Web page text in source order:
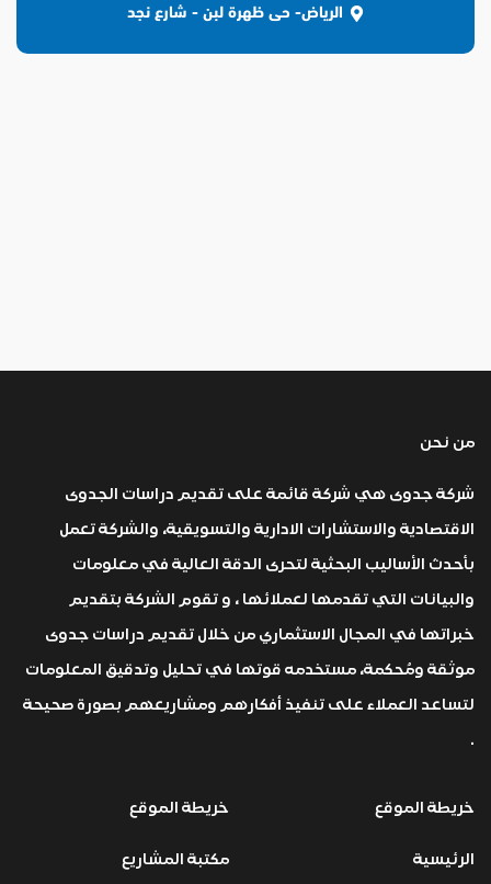
الرياض- حى ظهرة لبن - شارع نجد
من نحن
شركة جدوى هي شركة قائمة على تقديم دراسات الجدوى
الاقتصادية والاستشارات الادارية والتسويقية، والشركة تعمل
بأحدث الأساليب البحثية لتحرى الدقة العالية في معلومات
والبيانات التي تقدمها لعملائها ، و تقوم الشركة بتقديم
خبراتها في المجال الاستثماري من خلال تقديم دراسات جدوى
موثقة ومُحكمة، مستخدمه قوتها في تحليل وتدقيق المعلومات
لتساعد العملاء على تنفيذ أفكارهم ومشاريعهم بصورة صحيحة
.
خريطة الموقع
الرئيسية
خريطة الموقع
مكتبة المشاريع